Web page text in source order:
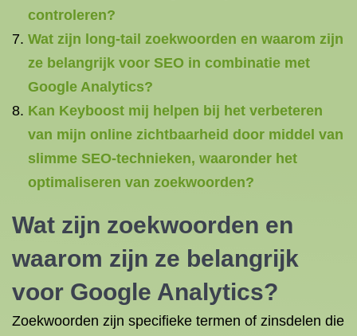
controleren?
Wat zijn long-tail zoekwoorden en waarom zijn
ze belangrijk voor SEO in combinatie met
Google Analytics?
Kan Keyboost mij helpen bij het verbeteren
van mijn online zichtbaarheid door middel van
slimme SEO-technieken, waaronder het
optimaliseren van zoekwoorden?
Wat zijn zoekwoorden en
waarom zijn ze belangrijk
voor Google Analytics?
Zoekwoorden zijn specifieke termen of zinsdelen die